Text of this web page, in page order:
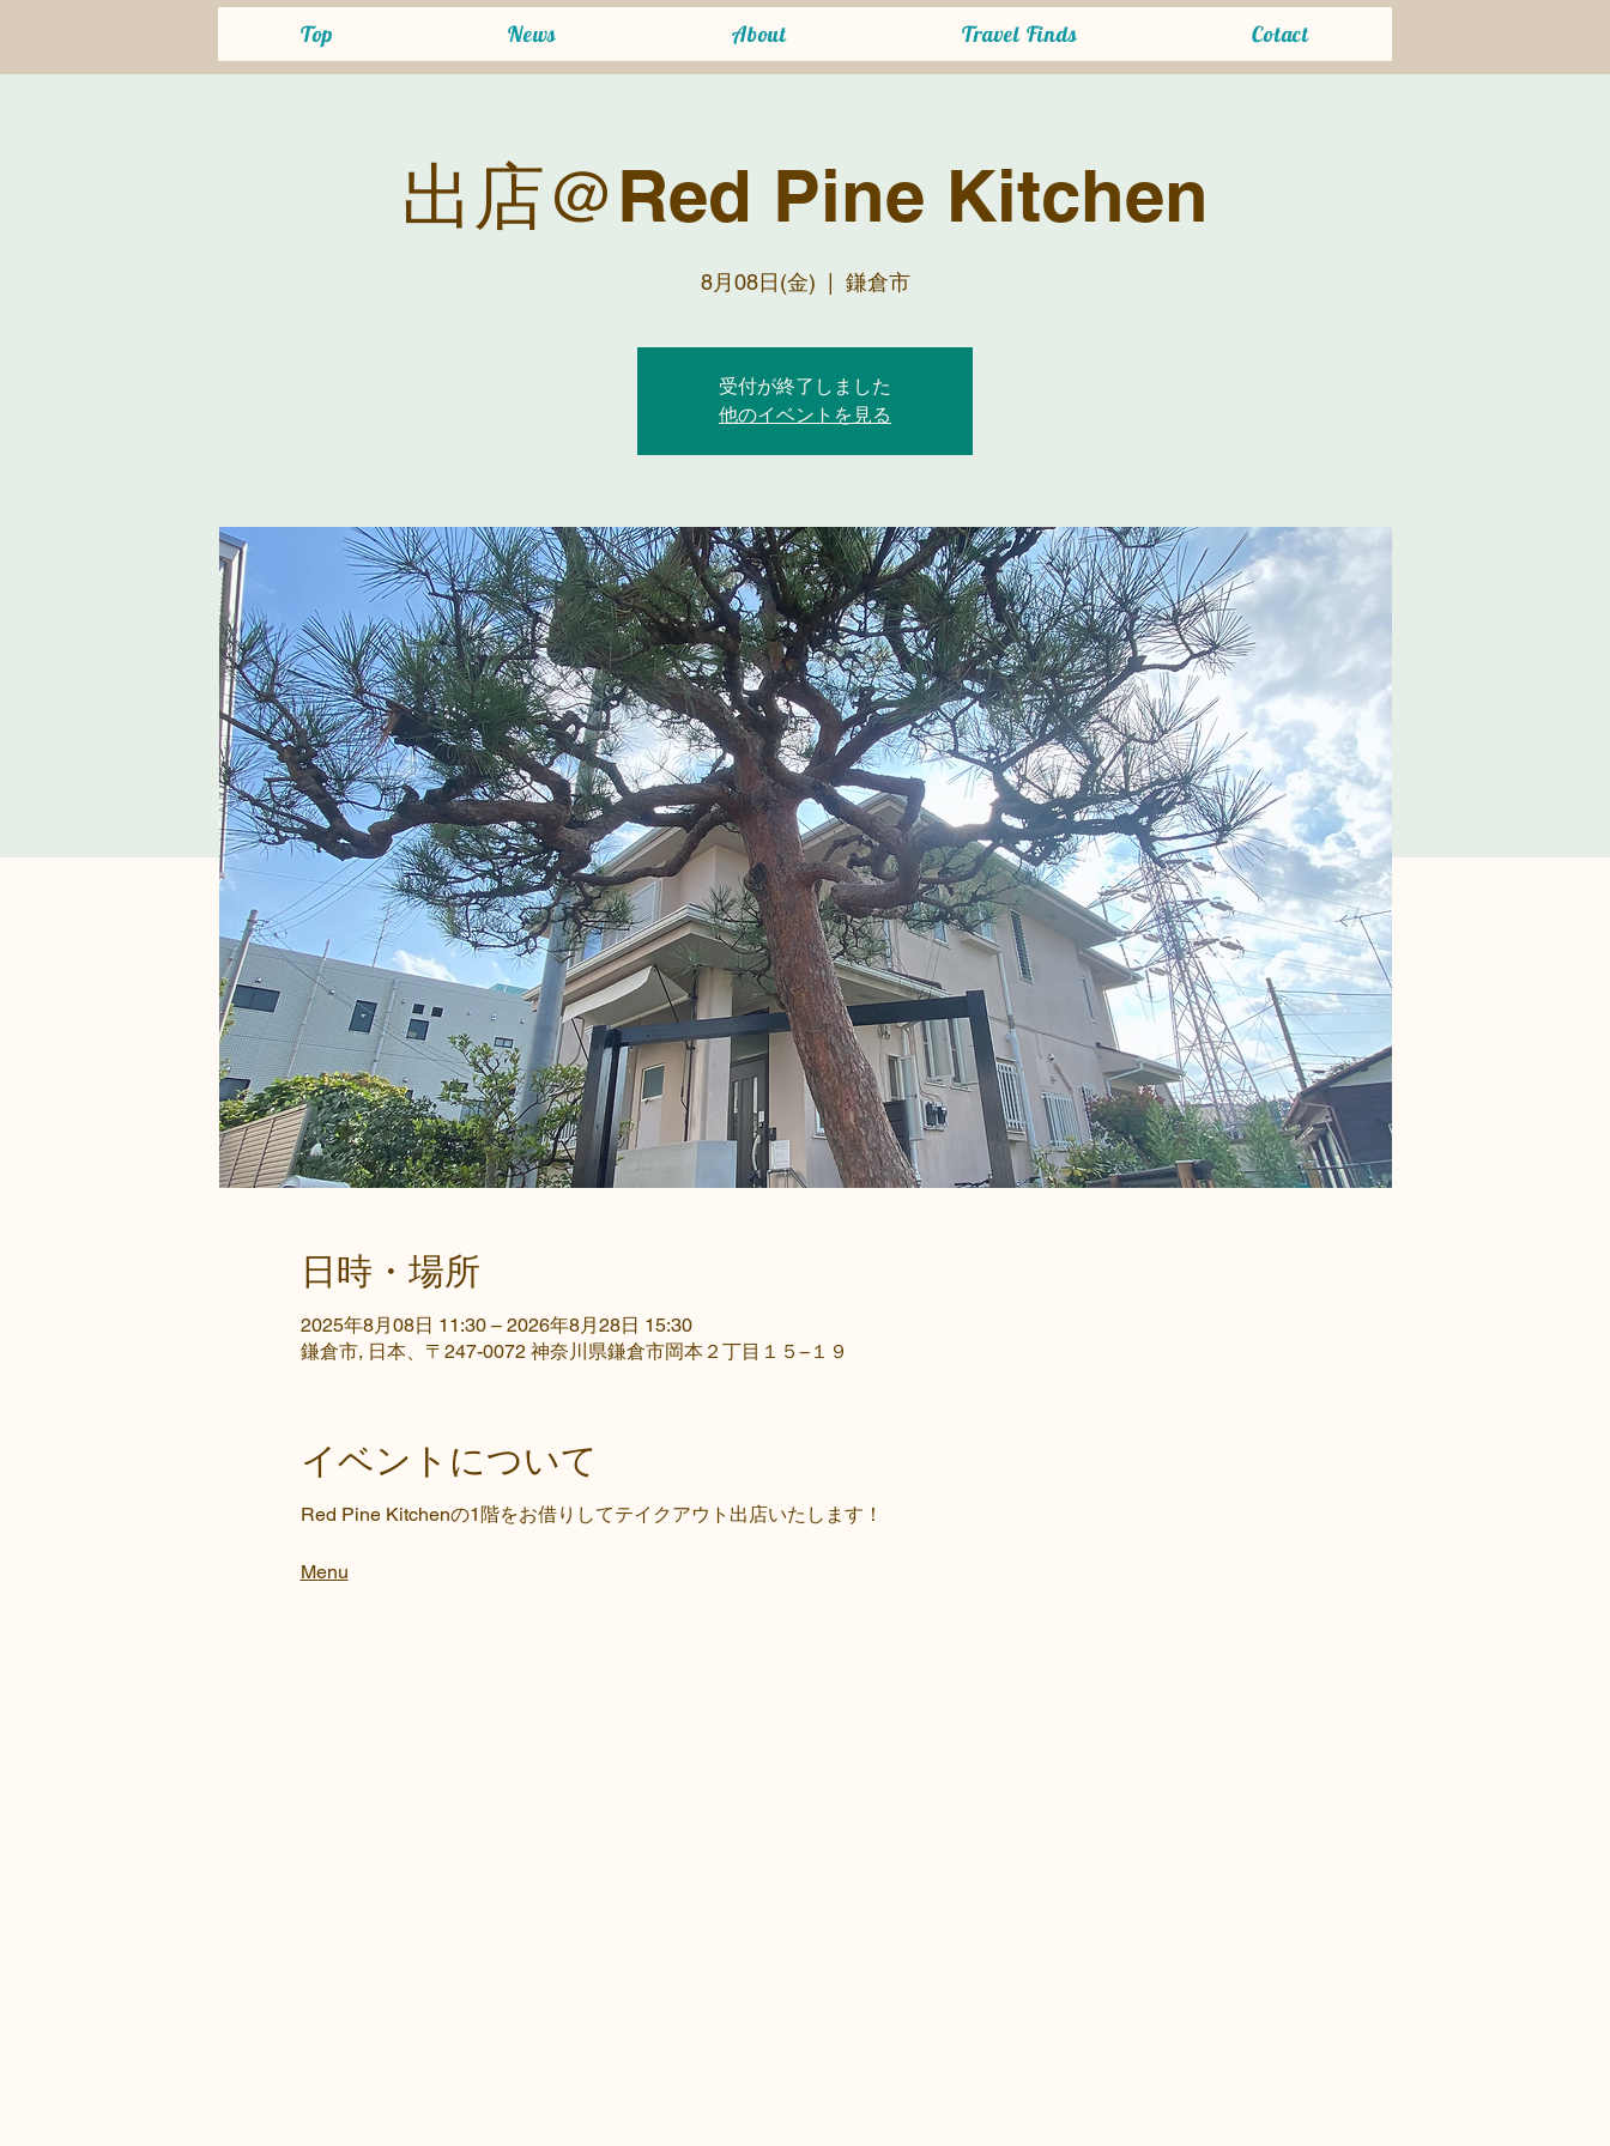
Top News About Travel Finds Cotact
出店＠Red Pine Kitchen
8月08日(金) 鎌倉市
受付が終了しました
他のイベントを見る
日時・場所
2025年8月08日 11:30 – 2026年8月28日 15:30
鎌倉市, 日本、〒247-0072 神奈川県鎌倉市岡本２丁目１５−１９
イベントについて
Red Pine Kitchenの1階をお借りしてテイクアウト出店いたします！
Menu